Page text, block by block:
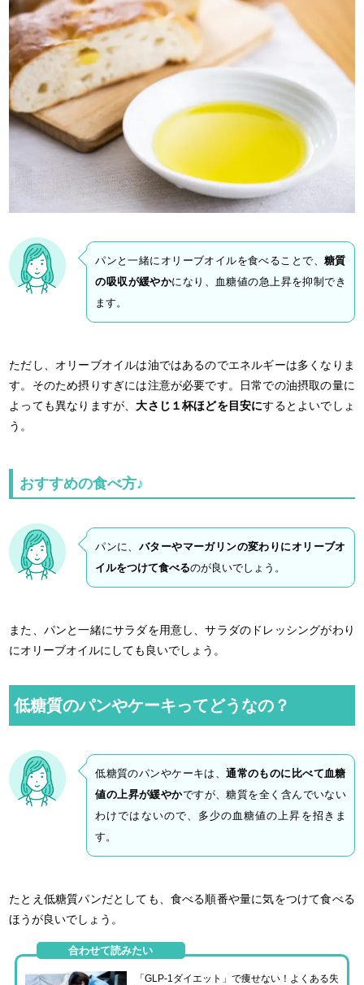
パンと一緒にオリーブオイルを食べることで、 糖質
の吸収が緩やかになり、血糖値の急上昇を抑制でき
ます。
ただし、オリーブオイルは油ではあるのでエネルギーは多くなりま
す。そのため摂りすぎには注意が必要です。日常での油摂取の量に
よっても異なりますが、大さじ１杯ほどを目安にするとよいでしょ
う。
おすすめの食べ方♪
パンに、 バターやマーガリンの変わりにオリーブオ
イルをつけて食べるのが良いでしょう。
また、パンと一緒にサラダを用意し、サラダのドレッシングがわり
にオリーブオイルにしても良いでしょう。
低糖質のパンやケーキってどうなの？
低糖質のパンやケーキは、通常のものに比べて血糖
値の上昇が緩やかですが、糖質を全く含んでいない
わけではないので、多少の血糖値の上昇を招きま
す。
たとえ低糖質パンだとしても、食べる順番や量に気をつけて食べる
ほうが良いでしょう。
合わせて読みたい
「GLP-1ダイエット」で痩せない！よくある失